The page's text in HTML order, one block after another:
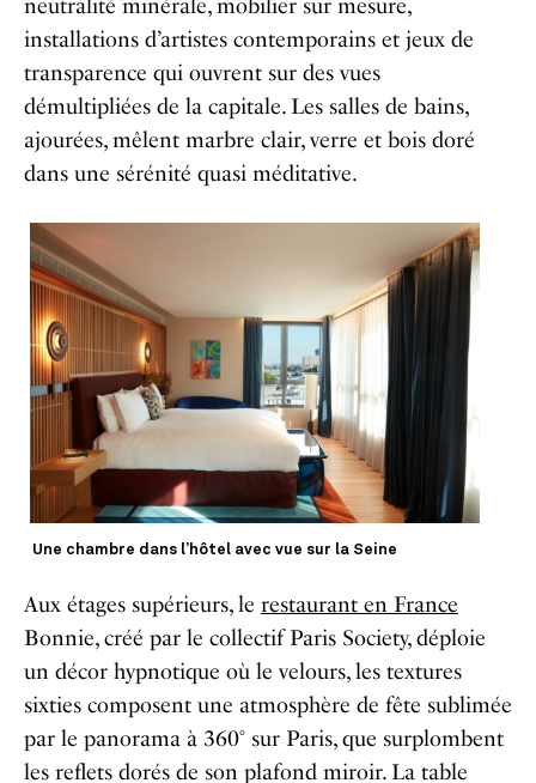
neutralité minérale, mobilier sur mesure,
installations d’artistes contemporains et jeux de
transparence qui ouvrent sur des vues
démultipliées de la capitale. Les salles de bains,
ajourées, mêlent marbre clair, verre et bois doré
dans une sérénité quasi méditative.
Une chambre dans l’hôtel avec vue sur la Seine
Aux étages supérieurs, le restaurant en France
Bonnie, créé par le collectif Paris Society, déploie
un décor hypnotique où le velours, les textures
sixties composent une atmosphère de fête sublimée
par le panorama à 360° sur Paris, que surplombent
les reflets dorés de son plafond miroir. La table